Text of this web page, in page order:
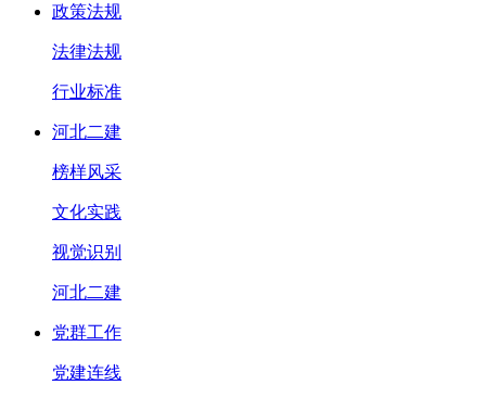
政策法规
法律法规
行业标准
河北二建
榜样风采
文化实践
视觉识别
河北二建
党群工作
党建连线